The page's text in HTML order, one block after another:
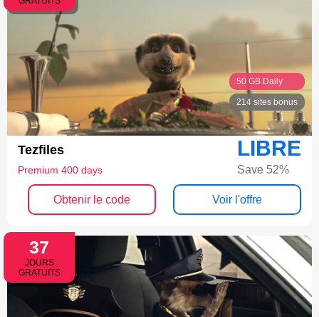
50 GB Daily
214 sites bonus
Tezfiles
Premium 400 days
LIBRE
Save 52%
Obtenir le code Voir l'offre
37
JOURS
GRATUITS